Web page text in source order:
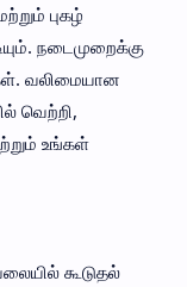
புகழ்
நடைமுறைக்கு
வலிமையான
வெற்றி,
உங்கள்
கூடுதல்